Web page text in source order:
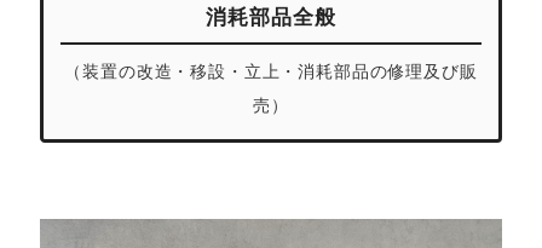
消耗部品全般
（装置の改造・移設・立上・消耗部品の修理及び販
売）